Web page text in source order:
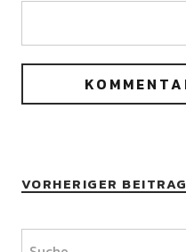
VORHERIGER BEITRAG